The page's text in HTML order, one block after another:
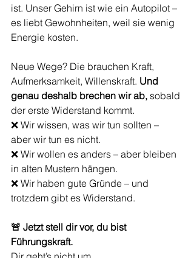
ist. Unser Gehirn ist wie ein Autopilot –
es liebt Gewohnheiten, weil sie wenig
Energie kosten.
Neue Wege? Die brauchen Kraft,
Aufmerksamkeit, Willenskraft. Und
genau deshalb brechen wir ab, sobald
der erste Widerstand kommt.
❌ Wir wissen, was wir tun sollten –
aber wir tun es nicht.
❌ Wir wollen es anders – aber bleiben
in alten Mustern hängen.
❌ Wir haben gute Gründe – und
trotzdem gibt es Widerstand.
🚨 Jetzt stell dir vor, du bist
Führungskraft.